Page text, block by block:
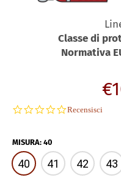
Classe di
Normativa
di
0.0
Recensisci
MISURA: 40
40 41 42 43